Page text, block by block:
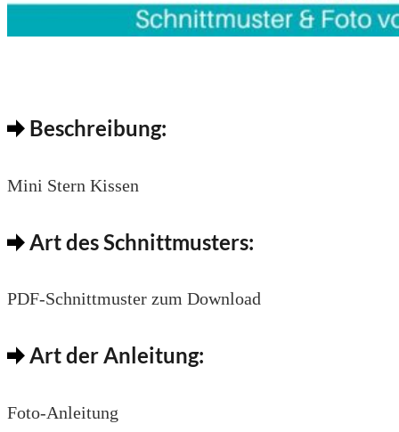
Beschreibung:
Mini Stern Kissen
Art des Schnittmusters:
PDF-Schnittmuster zum Download
Art der Anleitung:
Foto-Anleitung